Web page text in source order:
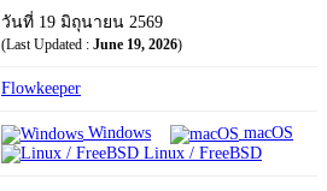
วันที่ 19 มิถุนายน 2569
(Last Updated : June 19, 2026)
Flowkeeper
Windows
macOS
Linux / FreeBSD